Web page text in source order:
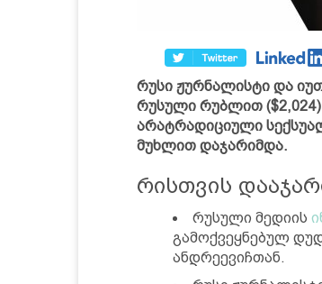
რუსი ჟურნალისტი და
რუსული რუბლით
არატრადიციული
მუხლით დაჯარიმდა.
რისთვის
რუსული მედიის
გამოქვეყნებულ
ანდრეევიჩთან.